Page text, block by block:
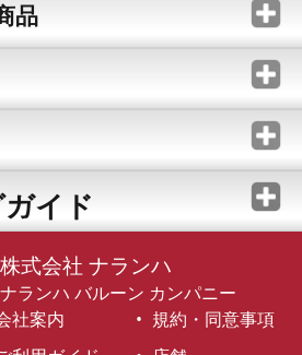
品
イド
株式会社 ナランハ
ナランハ バルーン カンパニー
社案内
規約・同意事項